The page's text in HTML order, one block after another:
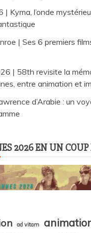
| Kyma, l’onde
| Ses 6 premiers
| 58th revisite la
entre animation et
d’Arabie : un
2026 EN UN COUP
ad vitam